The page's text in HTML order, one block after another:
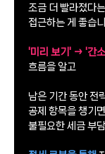
조금 더 빨라졌다
접근하는 게 좋습
'미리 보기' → '간
흐름을 알고
남은 기간 동안 전
공제 항목을 챙기
불필요한 세금 부